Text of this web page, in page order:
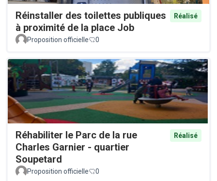
Réinstaller des toilettes publiques
à proximité de la place Job
Réalisé
Proposition officielle 0
Réhabiliter le Parc de la rue
Charles Garnier - quartier
Soupetard
Réalisé
Proposition officielle 0